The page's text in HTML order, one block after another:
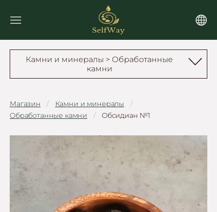
Камни и минералы > Обработанные
камни
Магазин
Камни и минералы
Обработанные камни
Обсидиан №1